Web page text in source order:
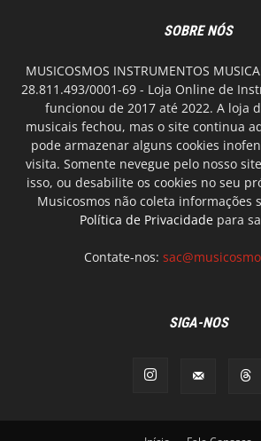
SOBRE NÓS
MUSICOSMOS INSTRUMENTOS
28.811.493/0001-69 - Loja Online de
funcionou de 2017 até 2022. A loja
musicais fechou, mas o site continua
pode armazenar alguns cookies
visita. Somente nevegue pelo nosso
isso, ou desabilite os cookies no seu
Musicosmos não coleta informações
Política de Privacidade para
Contate-nos:
SIGA-NOS